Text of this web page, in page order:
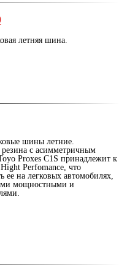
летняя шина.
шины летние.
резина с асимметричным
Proxes C1S принадлежит к
Perfomance, что
ее на легковых автомобилях,
мощностными и